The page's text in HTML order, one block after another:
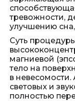
тревожности,
улучшению
Суть
магниевой
тело на
в невесомости.
световых и
полностью